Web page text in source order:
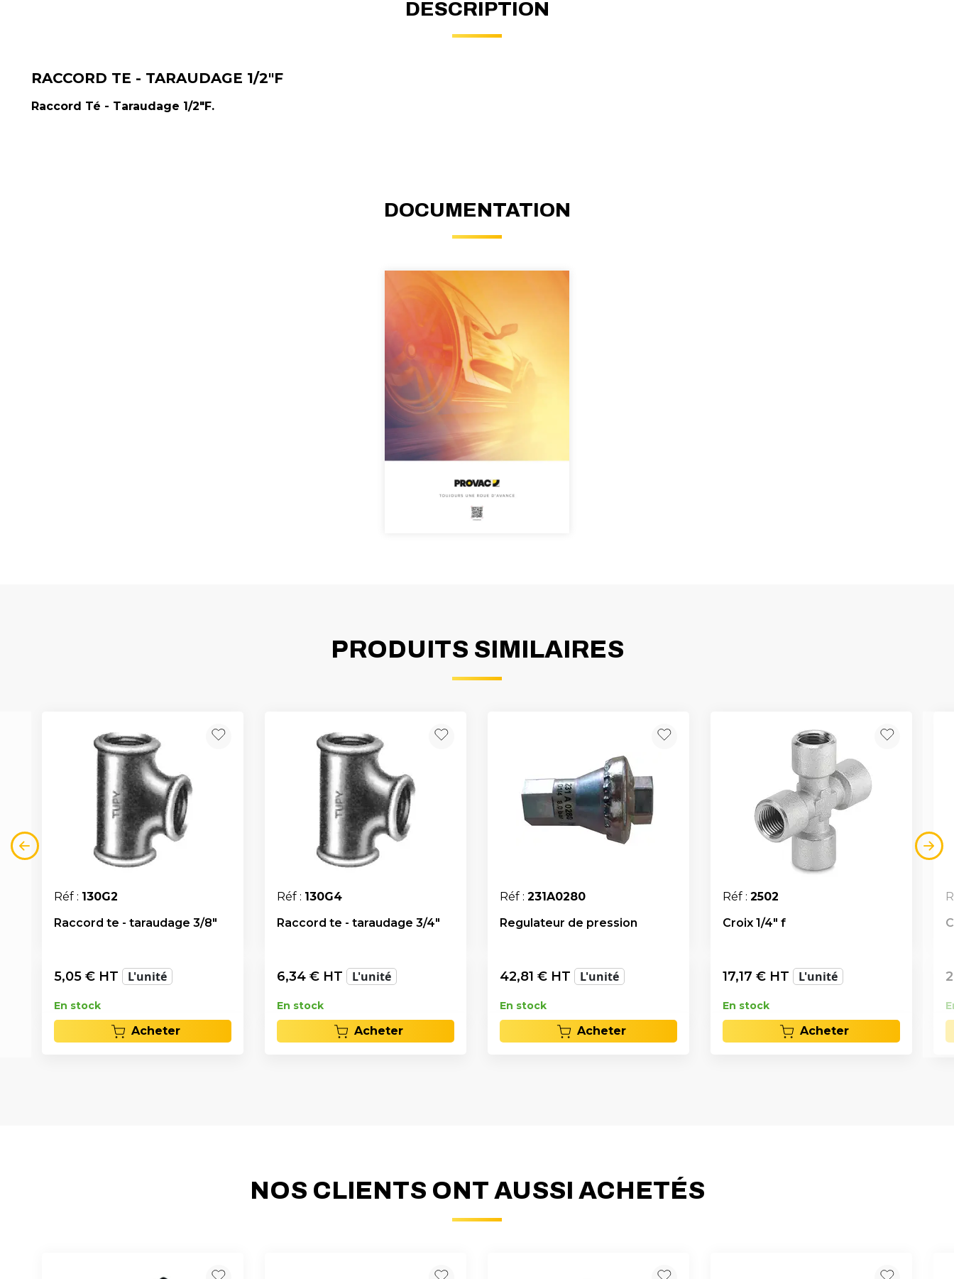
DESCRIPTION
RACCORD TE - TARAUDAGE 1/2"F
Raccord Té - Taraudage 1/2"F.
DOCUMENTATION
PRODUITS SIMILAIRES
Réf : 130G2
Raccord te - taraudage 3/8"
5,05 € HT L'unité
En stock
Acheter
Réf : 130G4
Raccord te - taraudage 3/4"
6,34 € HT L'unité
En stock
Acheter
Réf : 231A0280
Regulateur de pression
42,81 € HT L'unité
En stock
Acheter
Réf : 2502
Croix 1/4" f
17,17 € HT L'unité
En stock
Acheter
NOS CLIENTS ONT AUSSI ACHETÉS